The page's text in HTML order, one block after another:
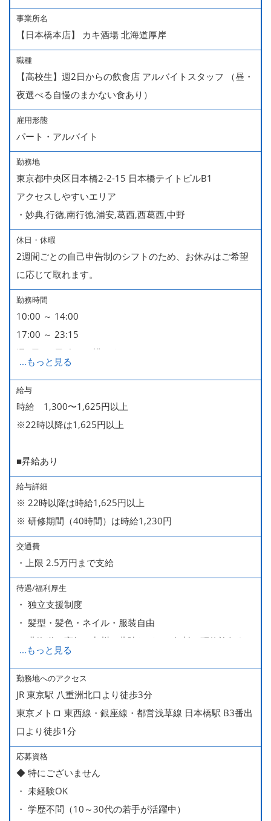
事業所名
【日本橋本店】 カキ酒場 北海道厚岸
職種
【高校生】週2日からの飲食店 アルバイトスタッフ （昼・
夜選べる自慢のまかない食あり）
雇用形態
パート・アルバイト
勤務地
東京都中央区日本橋2-2-15 日本橋テイトビルB1
アクセスしやすいエリア
・妙典,行徳,南行徳,浦安,葛西,西葛西,中野
休日・休暇
2週間ごとの自己申告制のシフトのため、お休みはご希望
に応じて取れます。
勤務時間
10:00 ～ 14:00
17:00 ～ 23:15
週2日・1日4h～で構いません。
■時短勤務制度あり
...もっと見る
給与
時給 1,300〜1,625円以上
※22時以降は1,625円以上
■昇給あり
給与詳細
※ 22時以降は時給1,625円以上
※ 研修期間（40時間）は時給1,230円
交通費
・上限 2.5万円まで支給
待遇/福利厚生
・ 独立支援制度
・ 髪型・髪色・ネイル・服装自由
・ 北海道や高知、九州、北陸などへの無料の研修旅行あり
ます
・ 無料の美味しい まかない食 あり
...もっと見る
勤務地へのアクセス
JR 東京駅 八重洲北口より徒歩3分
東京メトロ 東西線・銀座線・都営浅草線 日本橋駅 B3番出
口より徒歩1分
応募資格
◆ 特にございません
・ 未経験OK
・ 学歴不問（10～30代の若手が活躍中）